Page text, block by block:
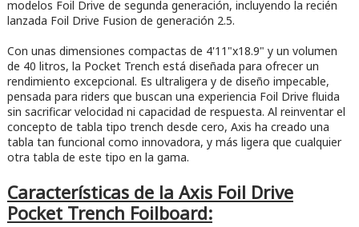
modelos Foil Drive de segunda generación, incluyendo la recién
lanzada Foil Drive Fusion de generación 2.5.
Con unas dimensiones compactas de 4'11"x18.9" y un volumen
de 40 litros, la Pocket Trench está diseñada para ofrecer un
rendimiento excepcional. Es ultraligera y de diseño impecable,
pensada para riders que buscan una experiencia Foil Drive fluida
sin sacrificar velocidad ni capacidad de respuesta. Al reinventar el
concepto de tabla tipo trench desde cero, Axis ha creado una
tabla tan funcional como innovadora, y más ligera que cualquier
otra tabla de este tipo en la gama.
Características de la Axis Foil Drive
Pocket Trench Foilboard: